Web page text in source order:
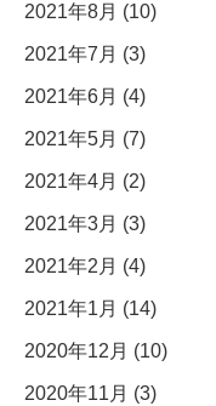
2021年8月 (10)
2021年7月 (3)
2021年6月 (4)
2021年5月 (7)
2021年4月 (2)
2021年3月 (3)
2021年2月 (4)
2021年1月 (14)
2020年12月 (10)
2020年11月 (3)